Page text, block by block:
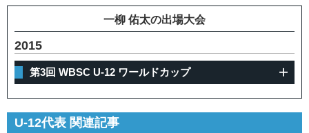
一柳 佑太の出場大会
2015
第3回 WBSC U-12 ワールドカップ
U-12代表 関連記事